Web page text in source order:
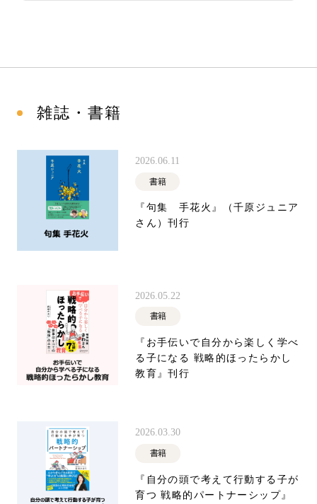
雑誌・書籍
2026.06.11
書籍
『句集 手花火』（千原ジュニア
さん）刊行
2026.05.22
書籍
『お手伝いで自分から楽しく学べ
る子になる 戦略的ほったらかし
教育』刊行
2026.03.30
書籍
『自分の頭で考えて行動する子が
育つ 戦略的パートナーシップ』